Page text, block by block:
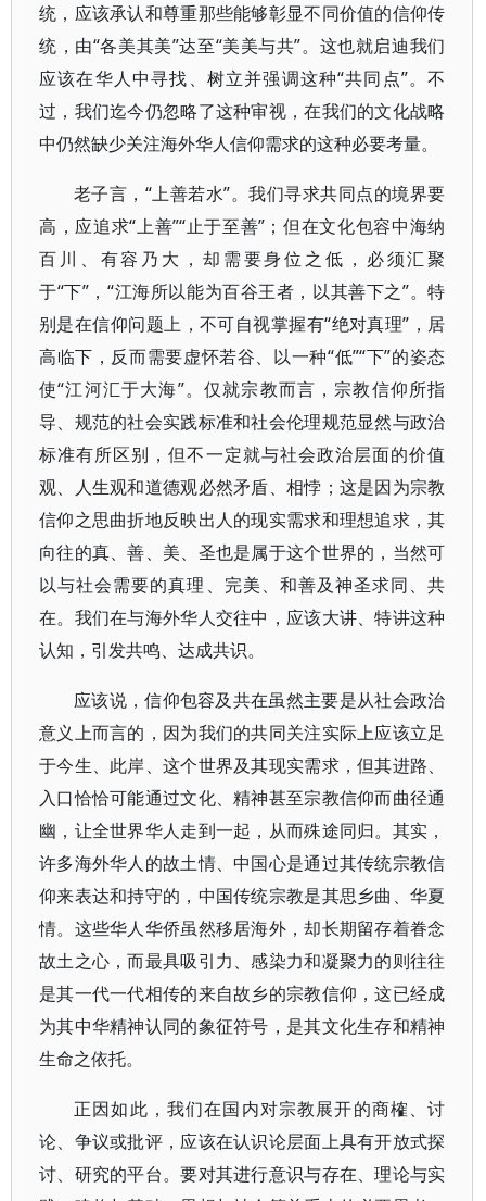
统，应该承认和尊重那些能够彰显不同价值的信仰传
统，由“各美其美”达至“美美与共”。这也就启迪我们
应该在华人中寻找、树立并强调这种“共同点”。不
过，我们迄今仍忽略了这种审视，在我们的文化战略
中仍然缺少关注海外华人信仰需求的这种必要考量。
老子言，“上善若水”。我们寻求共同点的境界要
高，应追求“上善”“止于至善”；但在文化包容中海纳
百川、有容乃大，却需要身位之低，必须汇聚
于“下”，“江海所以能为百谷王者，以其善下之”。特
别是在信仰问题上，不可自视掌握有“绝对真理”，居
高临下，反而需要虚怀若谷、以一种“低”“下”的姿态
使“江河汇于大海”。仅就宗教而言，宗教信仰所指
导、规范的社会实践标准和社会伦理规范显然与政治
标准有所区别，但不一定就与社会政治层面的价值
观、人生观和道德观必然矛盾、相悖；这是因为宗教
信仰之思曲折地反映出人的现实需求和理想追求，其
向往的真、善、美、圣也是属于这个世界的，当然可
以与社会需要的真理、完美、和善及神圣求同、共
在。我们在与海外华人交往中，应该大讲、特讲这种
认知，引发共鸣、达成共识。
应该说，信仰包容及共在虽然主要是从社会政治
意义上而言的，因为我们的共同关注实际上应该立足
于今生、此岸、这个世界及其现实需求，但其进路、
入口恰恰可能通过文化、精神甚至宗教信仰而曲径通
幽，让全世界华人走到一起，从而殊途同归。其实，
许多海外华人的故土情、中国心是通过其传统宗教信
仰来表达和持守的，中国传统宗教是其思乡曲、华夏
情。这些华人华侨虽然移居海外，却长期留存着眷念
故土之心，而最具吸引力、感染力和凝聚力的则往往
是其一代一代相传的来自故乡的宗教信仰，这已经成
为其中华精神认同的象征符号，是其文化生存和精神
生命之依托。
正因如此，我们在国内对宗教展开的商榷、讨
论、争议或批评，应该在认识论层面上具有开放式探
讨、研究的平台。要对其进行意识与存在、理论与实